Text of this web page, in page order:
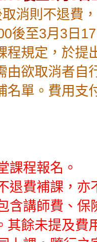
消則不退費
後至3月3日
程規定，於提
由欲取消者自
名單。費用支
課程報名。
退費補課，亦
含講師費、
其餘未提及費